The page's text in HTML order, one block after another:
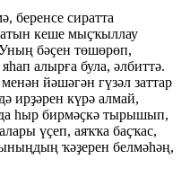
беренсе сиратта
кеше мыҫҡыллау
бәҫен төшөрөп,
алырға була, әлбиттә.
йәшәгән гүзәл заттар
ирҙәрен күрә алмай,
һыр бирмәҫкә тырышып,
үҫеп, аяҡҡа баҫҡас,
ҡәҙерен белмәһәң,